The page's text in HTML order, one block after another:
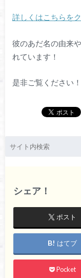
詳しくはこちらを
彼のあだ名の由来
れています！
是非ご覧ください
シェア！
ポスト
はてブ
Pocket